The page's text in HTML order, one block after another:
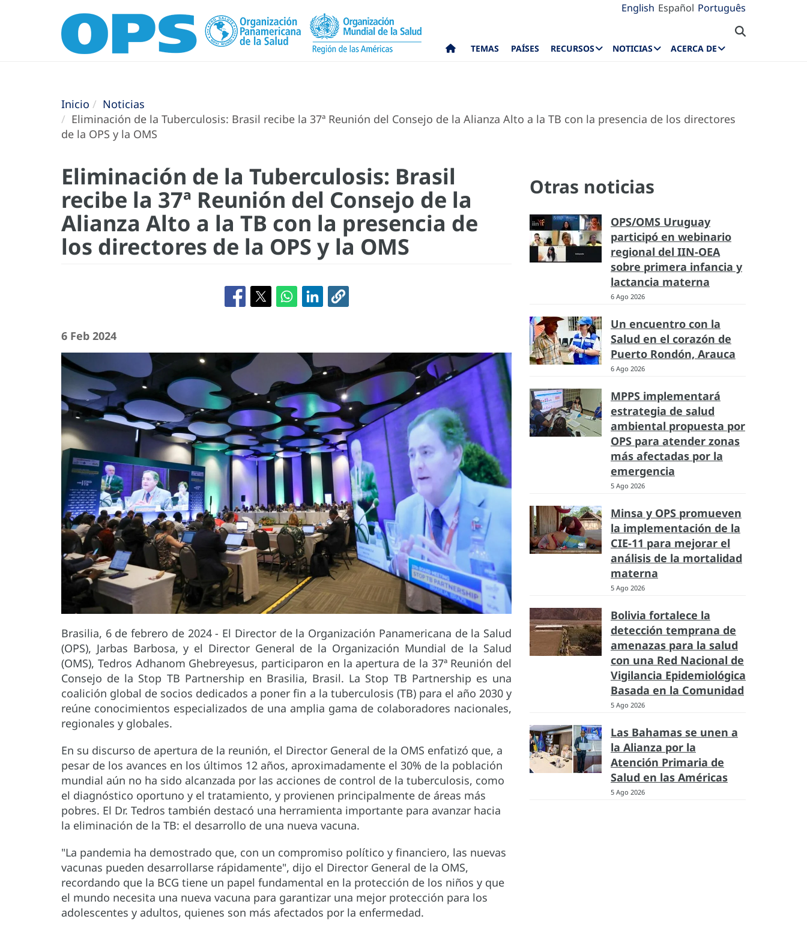
English Español Português
TEMAS PAÍSES RECURSOS NOTICIAS ACERCA DE
Inicio
Noticias
Eliminación de la Tuberculosis: Brasil recibe la 37ª Reunión del Consejo de la Alianza Alto a la TB con la presencia de los directores
de la OPS y la OMS
Eliminación de la Tuberculosis: Brasil
recibe la 37ª Reunión del Consejo de la
Alianza Alto a la TB con la presencia de
los directores de la OPS y la OMS
6 Feb 2024
Brasilia, 6 de febrero de 2024 - El Director de la Organización Panamericana de la Salud
(OPS), Jarbas Barbosa, y el Director General de la Organización Mundial de la Salud
(OMS), Tedros Adhanom Ghebreyesus, participaron en la apertura de la 37ª Reunión del
Consejo de la Stop TB Partnership en Brasilia, Brasil. La Stop TB Partnership es una
coalición global de socios dedicados a poner fin a la tuberculosis (TB) para el año 2030 y
reúne conocimientos especializados de una amplia gama de colaboradores nacionales,
regionales y globales.
En su discurso de apertura de la reunión, el Director General de la OMS enfatizó que, a
pesar de los avances en los últimos 12 años, aproximadamente el 30% de la población
mundial aún no ha sido alcanzada por las acciones de control de la tuberculosis, como
el diagnóstico oportuno y el tratamiento, y provienen principalmente de áreas más
pobres. El Dr. Tedros también destacó una herramienta importante para avanzar hacia
la eliminación de la TB: el desarrollo de una nueva vacuna.
"La pandemia ha demostrado que, con un compromiso político y financiero, las nuevas
vacunas pueden desarrollarse rápidamente", dijo el Director General de la OMS,
recordando que la BCG tiene un papel fundamental en la protección de los niños y que
el mundo necesita una nueva vacuna para garantizar una mejor protección para los
adolescentes y adultos, quienes son más afectados por la enfermedad.
Otras noticias
OPS/OMS Uruguay
participó en webinario
regional del IIN-OEA
sobre primera infancia y
lactancia materna
6 Ago 2026
Un encuentro con la
Salud en el corazón de
Puerto Rondón, Arauca
6 Ago 2026
MPPS implementará
estrategia de salud
ambiental propuesta por
OPS para atender zonas
más afectadas por la
emergencia
5 Ago 2026
Minsa y OPS promueven
la implementación de la
CIE-11 para mejorar el
análisis de la mortalidad
materna
5 Ago 2026
Bolivia fortalece la
detección temprana de
amenazas para la salud
con una Red Nacional de
Vigilancia Epidemiológica
Basada en la Comunidad
5 Ago 2026
Las Bahamas se unen a
la Alianza por la
Atención Primaria de
Salud en las Américas
5 Ago 2026